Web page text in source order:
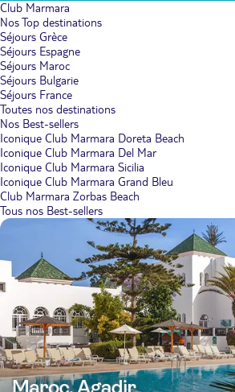
Club Marmara
Nos Top destinations
Séjours Grèce
Séjours Espagne
Séjours Maroc
Séjours Bulgarie
Séjours France
Toutes nos destinations
Nos Best-sellers
Iconique Club Marmara Doreta Beach
Iconique Club Marmara Del Mar
Iconique Club Marmara Sicilia
Iconique Club Marmara Grand Bleu
Club Marmara Zorbas Beach
Tous nos Best-sellers